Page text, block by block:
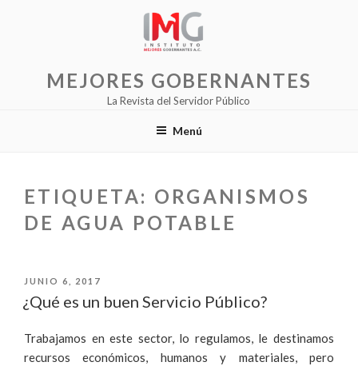
MEJORES GOBERNANTES
La Revista del Servidor Público
Menú
ETIQUETA: ORGANISMOS
DE AGUA POTABLE
PUBLICADO
JUNIO 6, 2017
¿Qué es un buen Servicio Público?
Trabajamos en este sector, lo regulamos, le destinamos
recursos económicos, humanos y materiales, pero